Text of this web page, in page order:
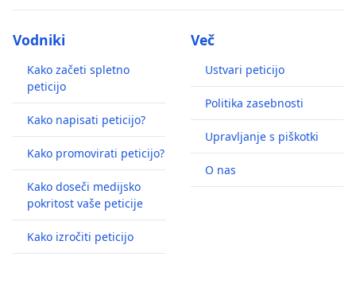
Vodniki
Kako začeti spletno
peticijo
Kako napisati peticijo?
Kako promovirati peticijo?
Kako doseči medijsko
pokritost vaše peticije
Kako izročiti peticijo
Več
Ustvari peticijo
Politika zasebnosti
Upravljanje s piškotki
O nas